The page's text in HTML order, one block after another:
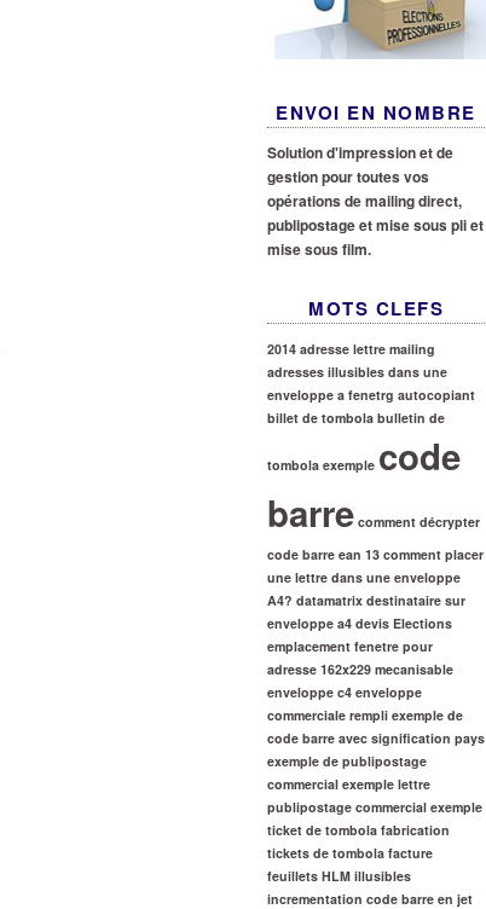
ENVOI EN NOMBRE
Solution d'impression et de
gestion pour toutes vos
opérations de mailing direct,
publipostage et mise sous pli et
mise sous film.
MOTS CLEFS
2014 adresse lettre mailing
adresses illusibles dans une
enveloppe a fenetrg autocopiant
billet de tombola bulletin de
tombola exemple code
barre comment décrypter
code barre ean 13 comment placer
une lettre dans une enveloppe
A4? datamatrix destinataire sur
enveloppe a4 devis Elections
emplacement fenetre pour
adresse 162x229 mecanisable
enveloppe c4 enveloppe
commerciale rempli exemple de
code barre avec signification pays
exemple de publipostage
commercial exemple lettre
publipostage commercial exemple
ticket de tombola fabrication
tickets de tombola facture
feuillets HLM illusibles
incrementation code barre en jet